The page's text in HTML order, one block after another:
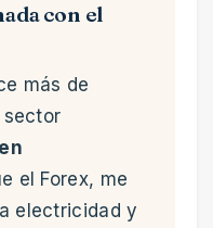
con el
más de
el Forex, me
electricidad y